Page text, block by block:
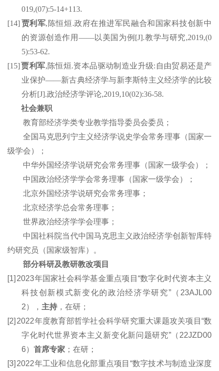
019,(07):5-14+113.
[14] 贾利军, 陈恒烜.政府在推进军民融合和国家科技创新中
的资源创造作用 ——以美国为例 [J].教学与研究,2019,(0
5):53-62.
[15] 贾利军,陈恒烜.资本品驱动制造业升级: 自由贸易还是产
业保护——新古典经济学与新李斯特主义经济学的比较
分析[J].政治经济学评论,2019,10(02):36-58.
社会兼职
教育部经济学类专业教学指导委员会委员；
全国马克思列宁主义经济学说史学会常务理事（国家一
级学会）；
中华外国经济学说研究会常务理事（国家一级学会）；
中国政治经济学学会常务理事（国家一级学会）；
北京外国经济学说研究会常务理事；
北京经济学总会常务理事；
世界政治经济学学会理事；
中国社科院当代中国马克思主义政治经济学创新智库特
约研究员（国家级智库）。
部分科研及教研教改项目
[1] 2023年国家社会科学基金重点项目“数字化时代资本主义
科技创新模式新变化的政治经济学研究”（23AJL00
2），主持 ，在研 ；
[2] 2022年度教育部哲学社会科学研究重大课题攻关项目“数
字化时代世界资本主义新变化新问题研究”（22JZD00
6）首席专家 ；在研 ；
[3] 2022年工业和信息化部重点项目“数字技术与制造业深度